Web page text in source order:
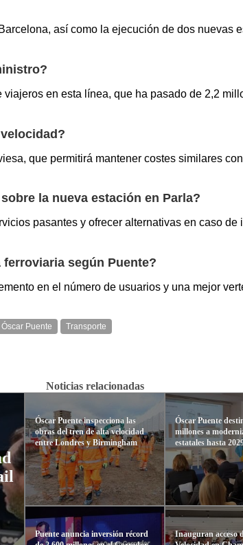
así como la ejecución de dos nuevas
en esta línea, que ha pasado de 2,2
que permitirá mantener costes similares
la nueva estación en Parla?
pasantes y ofrecer alternativas en caso
según Puente?
en el número de usuarios y una mejor
Óscar Puente Transporte
Noticias relacionadas
Óscar Puente inspecciona las
obras del tren de alta velocidad
entre Londres y Birmingham
Puente anuncia inversión récord
Óscar Puente
millones a
estatales hasta
Inauguran acceso